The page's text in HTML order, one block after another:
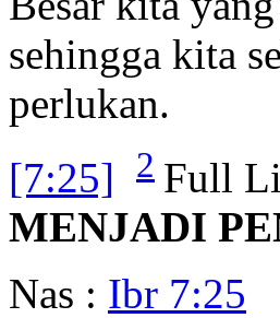
sehingga kita
perlukan.
[7:25]
2 Full
MENJADI
Nas : Ibr 7:25